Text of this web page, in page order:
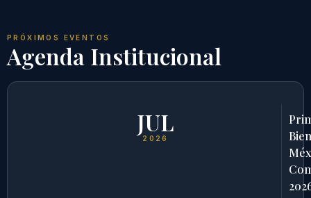
PRÓXIMOS EVENTOS
Agenda Institucional
JUL
2026